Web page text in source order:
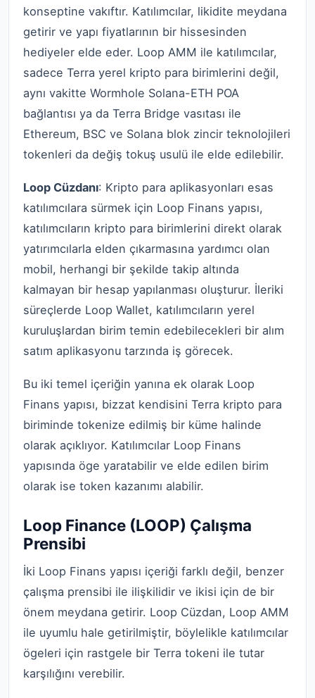
konseptine vakıftır. Katılımcılar, likidite meydana
getirir ve yapı fiyatlarının bir hissesinden
hediyeler elde eder. Loop AMM ile katılımcılar,
sadece Terra yerel kripto para birimlerini değil,
aynı vakitte Wormhole Solana-ETH POA
bağlantısı ya da Terra Bridge vasıtası ile
Ethereum, BSC ve Solana blok zincir teknolojileri
tokenleri da değiş tokuş usulü ile elde edilebilir.
Loop Cüzdanı: Kripto para aplikasyonları esas
katılımcılara sürmek için Loop Finans yapısı,
katılımcıların kripto para birimlerini direkt olarak
yatırımcılarla elden çıkarmasına yardımcı olan
mobil, herhangi bir şekilde takip altında
kalmayan bir hesap yapılanması oluşturur. İleriki
süreçlerde Loop Wallet, katılımcıların yerel
kuruluşlardan birim temin edebilecekleri bir alım
satım aplikasyonu tarzında iş görecek.
Bu iki temel içeriğin yanına ek olarak Loop
Finans yapısı, bizzat kendisini Terra kripto para
biriminde tokenize edilmiş bir küme halinde
olarak açıklıyor. Katılımcılar Loop Finans
yapısında öge yaratabilir ve elde edilen birim
olarak ise token kazanımı alabilir.
Loop Finance (LOOP) Çalışma
Prensibi
İki Loop Finans yapısı içeriği farklı değil, benzer
çalışma prensibi ile ilişkilidir ve ikisi için de bir
önem meydana getirir. Loop Cüzdan, Loop AMM
ile uyumlu hale getirilmiştir, böylelikle katılımcılar
ögeleri için rastgele bir Terra tokeni ile tutar
karşılığını verebilir.